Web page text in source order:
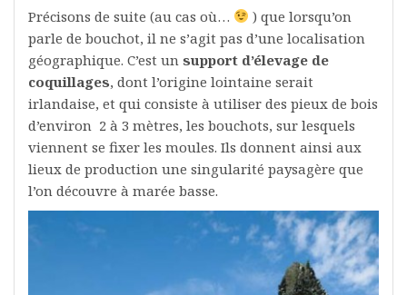
Précisons de suite (au cas où…
) que lorsqu’on
parle de bouchot, il ne s’agit pas d’une localisation
géographique. C’est un support d’élevage de
coquillages, dont l’origine lointaine serait
irlandaise, et qui consiste à utiliser des pieux de bois
d’environ 2 à 3 mètres, les bouchots, sur lesquels
viennent se fixer les moules. Ils donnent ainsi aux
lieux de production une singularité paysagère que
l’on découvre à marée basse.